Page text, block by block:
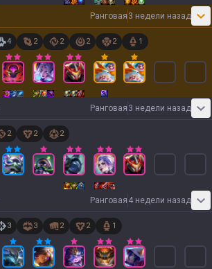
Ранговая 3 недели назад
4 2 2 2 2 1
Ранговая 3 недели назад
2 2 2
Ранговая 4 недели назад
3 3 2 2 1